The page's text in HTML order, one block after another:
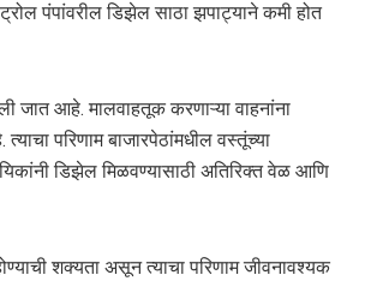
पंपांवरील डिझेल साठा झपाट्याने कमी होत
जात आहे. मालवाहतूक करणाऱ्या वाहनांना
परिणाम बाजारपेठांमधील वस्तूंच्या
डिझेल मिळवण्यासाठी अतिरिक्त वेळ आणि
शक्यता असून त्याचा परिणाम जीवनावश्यक